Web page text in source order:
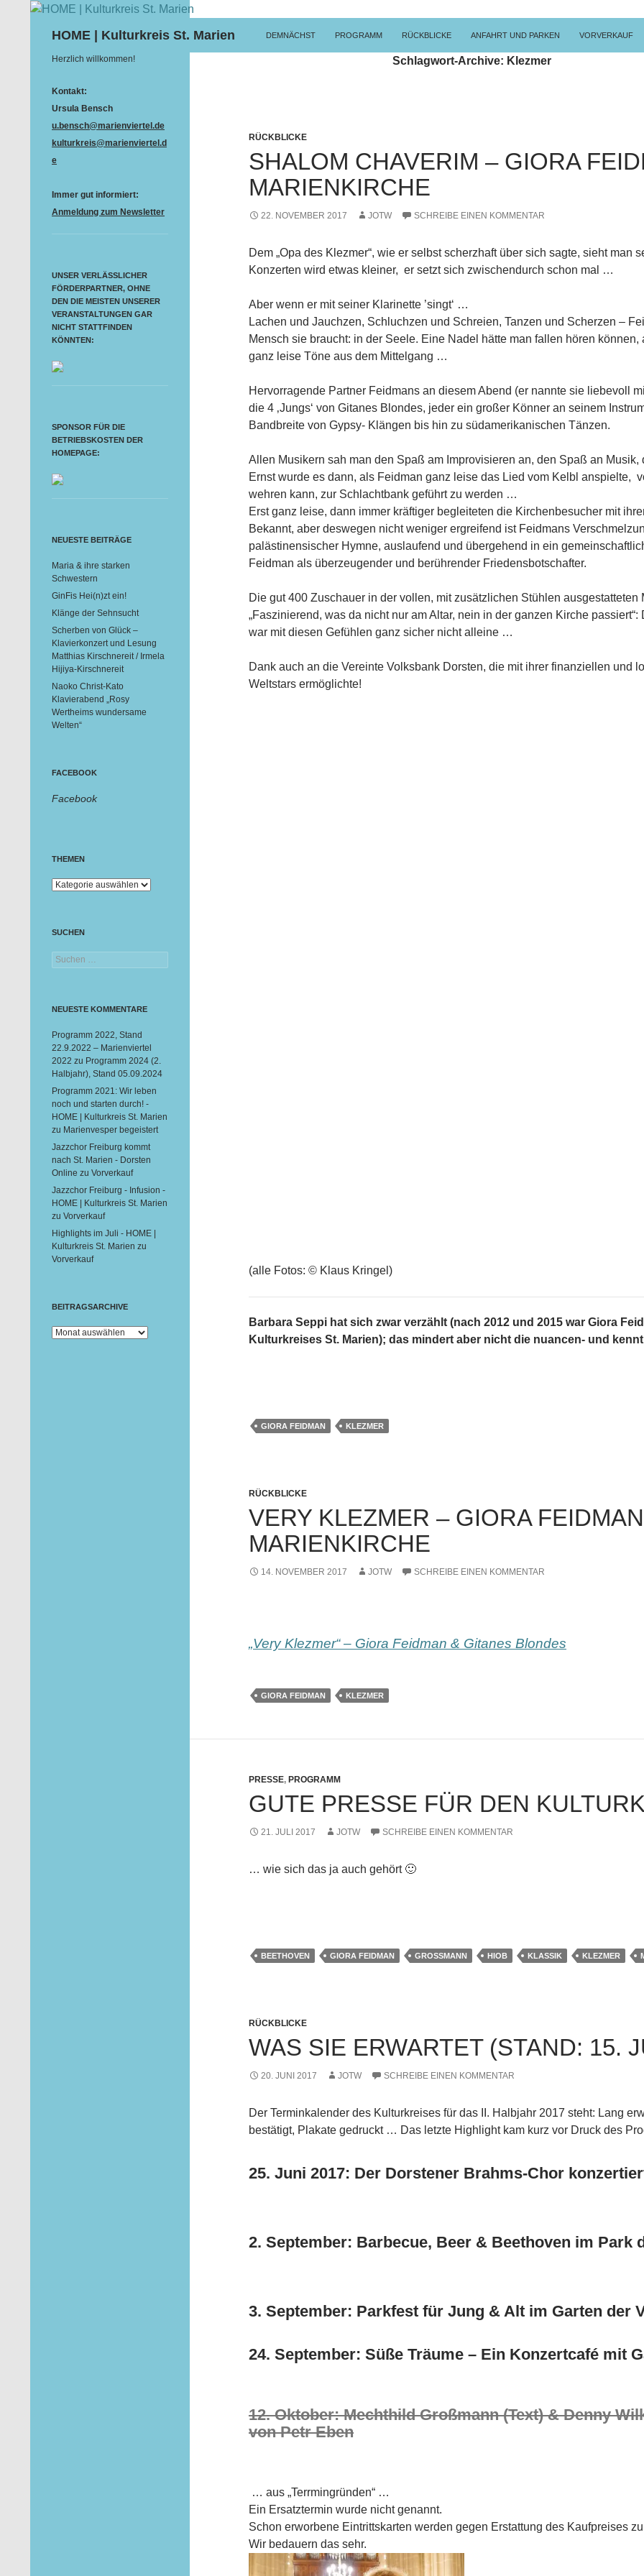
HOME | Kulturkreis St. Marien
DEMNÄCHST
PROGRAMM RÜCKBLICKE ANFAHRT UND PARKEN VORVERKAUF
Schlagwort-Archive: Klezmer
RÜCKBLICKE
SHALOM CHAVERIM – GIORA
MARIENKIRCHE
22. NOVEMBER 2017 JOTW SCHREIBE EINEN KOMMENTAR
Dem „Opa des Klezmer“, wie er selbst scherzhaft über sich sagte, sieht
Konzerten wird etwas kleiner, er setzt sich zwischendurch schon mal …
Aber wenn er mit seiner Klarinette ’singt‘ …
Lachen und Jauchzen, Schluchzen und Schreien, Tanzen und Scherzen –
Mensch sie braucht: in der Seele. Eine Nadel hätte man fallen hören
ganz leise Töne aus dem Mittelgang …
Hervorragende Partner Feidmans an diesem Abend (er nannte sie liebevoll
die 4 ‚Jungs‘ von Gitanes Blondes, jeder ein großer Könner an seinem
Bandbreite von Gypsy- Klängen bis hin zu südamerikanischen Tänzen.
Allen Musikern sah man den Spaß am Improvisieren an, den Spaß an Musik,
Ernst wurde es dann, als Feidman ganz leise das Lied vom Kelbl anspielte,
wehren kann, zur Schlachtbank geführt zu werden …
Erst ganz leise, dann immer kräftiger begleiteten die Kirchenbesucher mit
Bekannt, aber deswegen nicht weniger ergreifend ist Feidmans
palästinensischer Hymne, auslaufend und übergehend in ein
Feidman als überzeugender und berührender Friedensbotschafter.
Die gut 400 Zuschauer in der vollen, mit zusätzlichen Stühlen
„Faszinierend, was da nicht nur am Altar, nein in der ganzen Kirche
war mit diesen Gefühlen ganz sicher nicht alleine …
Dank auch an die Vereinte Volksbank Dorsten, die mit ihrer finanziellen und
Weltstars ermöglichte!
(alle Fotos: © Klaus Kringel)
Barbara Seppi hat sich zwar verzählt (nach 2012 und 2015 war Giora
Kulturkreises St. Marien); das mindert aber nicht die nuancen- und
GIORA FEIDMAN KLEZMER
RÜCKBLICKE
VERY KLEZMER – GIORA
MARIENKIRCHE
14. NOVEMBER 2017 JOTW SCHREIBE EINEN KOMMENTAR
„Very Klezmer“ – Giora Feidman & Gitanes Blondes
GIORA FEIDMAN KLEZMER
PRESSE, PROGRAMM
GUTE PRESSE FÜR DEN
21. JULI 2017 JOTW SCHREIBE EINEN KOMMENTAR
… wie sich das ja auch gehört 🙂
BEETHOVEN GIORA FEIDMAN GROSSMANN HIOB KLASSIK KLEZMER
RÜCKBLICKE
WAS SIE ERWARTET (STAND: 15.
20. JUNI 2017 JOTW SCHREIBE EINEN KOMMENTAR
Der Terminkalender des Kulturkreises für das II. Halbjahr 2017 steht: Lang
bestätigt, Plakate gedruckt … Das letzte Highlight kam kurz vor Druck des
25. Juni 2017: Der Dorstener Brahms-Chor
2. September: Barbecue, Beer & Beethoven im Park
3. September: Parkfest für Jung & Alt im Garten der
24. September: Süße Träume – Ein Konzertcafé mit
12. Oktober: Mechthild Großmann (Text) & Denny
von Petr Eben
… aus „Terrmingründen“ …
Ein Ersatztermin wurde nicht genannt.
Schon erworbene Eintrittskarten werden gegen Erstattung des Kaufpreises
Wir bedauern das sehr.
Herzlich willkommen!
Kontakt:
Ursula Bensch
u.bensch@marienviertel.de
kulturkreis@marienviertel.d
e
Immer gut informiert:
Anmeldung zum Newsletter
UNSER VERLÄSSLICHER
FÖRDERPARTNER, OHNE
DEN DIE MEISTEN UNSERER
VERANSTALTUNGEN GAR
NICHT STATTFINDEN
KÖNNTEN:
SPONSOR FÜR DIE
BETRIEBSKOSTEN DER
HOMEPAGE:
NEUESTE BEITRÄGE
Maria & ihre starken
Schwestern
GinFis Hei(n)zt ein!
Klänge der Sehnsucht
Scherben von Glück –
Klavierkonzert und Lesung
Matthias Kirschnereit / Irmela
Hijiya-Kirschnereit
Naoko Christ-Kato
Klavierabend „Rosy
Wertheims wundersame
Welten“
FACEBOOK
Facebook
THEMEN
Themen
SUCHEN
Suchen
nach:
NEUESTE KOMMENTARE
Programm 2022, Stand
22.9.2022 – Marienviertel
2022 zu Programm 2024 (2.
Halbjahr), Stand 05.09.2024
Programm 2021: Wir leben
noch und starten durch! -
HOME | Kulturkreis St. Marien
zu Marienvesper begeistert
Jazzchor Freiburg kommt
nach St. Marien - Dorsten
Online zu Vorverkauf
Jazzchor Freiburg - Infusion -
HOME | Kulturkreis St. Marien
zu Vorverkauf
Highlights im Juli - HOME |
Kulturkreis St. Marien zu
Vorverkauf
BEITRAGSARCHIVE
Beitragsarchive